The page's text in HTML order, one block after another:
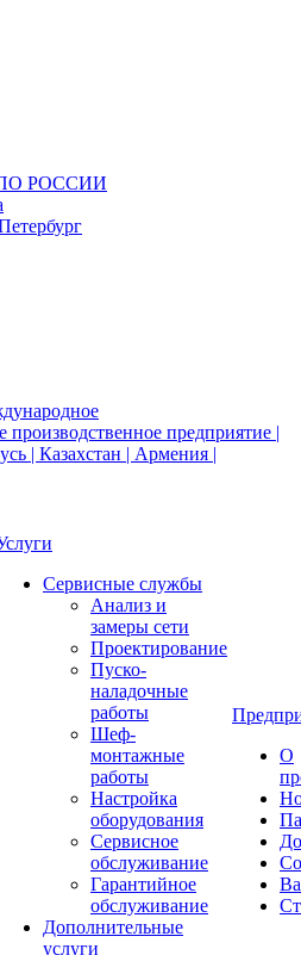
РОССИИ
Сервисные службы
Анализ и
замеры сети
Проектирование
Пуско-
наладочные
работы
Шеф-
монтажные
работы
Настройка
оборудования
Сервисное
обслуживание
Гарантийное
обслуживание
Дополнительные
услуги
О